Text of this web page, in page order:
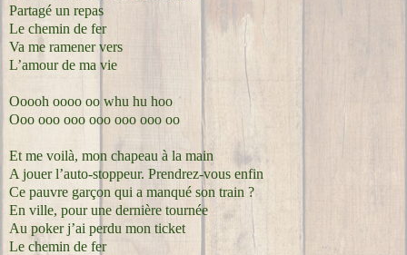
Partagé un repas
Le chemin de fer
Va me ramener vers
L’amour de ma vie
Ooooh oooo oo whu hu hoo
Ooo ooo ooo ooo ooo ooo oo
Et me voilà, mon chapeau à la main
A jouer l’auto-stoppeur. Prendrez-vous enfin
Ce pauvre garçon qui a manqué son train ?
En ville, pour une dernière tournée
Au poker j’ai perdu mon ticket
Le chemin de fer